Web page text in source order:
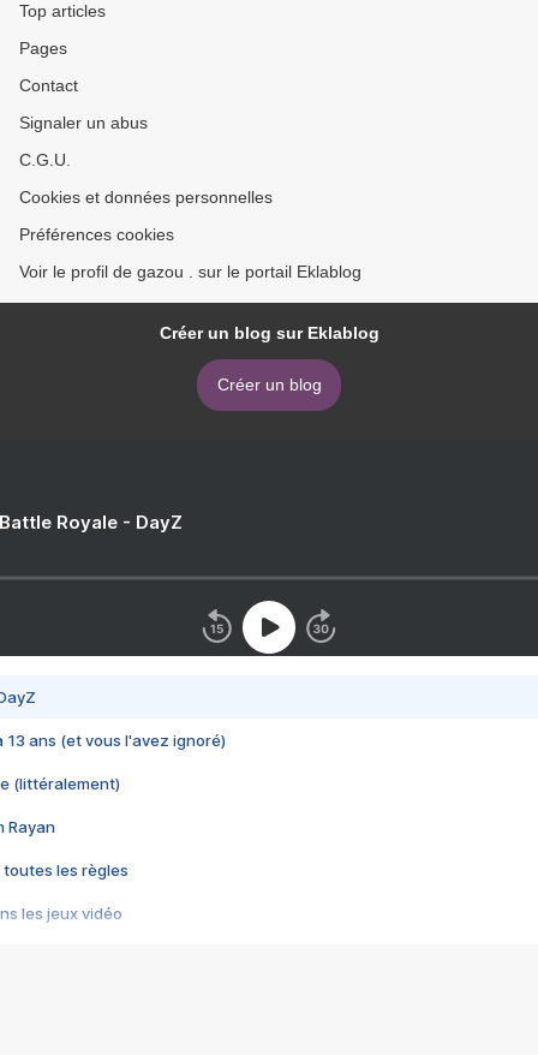
Top articles
Pages
Contact
Signaler un abus
C.G.U.
Cookies et données personnelles
Préférences cookies
Voir le profil de gazou . sur le portail Eklablog
Créer un blog sur Eklablog
Créer un blog
Royale - DayZ
13 ans (et vous l'avez ignoré)
(littéralement)
Rayan
toutes les règles
les jeux vidéo